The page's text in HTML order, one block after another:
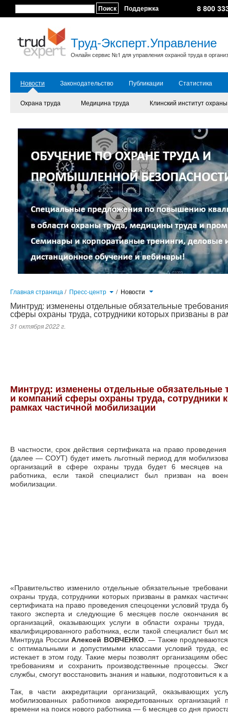
Поиск Поддержка 8 800
Труд-Эксперт.Управление
Онлайн сервис №1 для управления охраной труда в
Новости Законодательство Публикации Статистика
Охрана труда Медицина труда Клинский институт
Главная страница / Пресс-центр / Новости
Минтруд: изменены отдельные обязательные
сферы охраны труда, сотрудники которых призваны в
31 октября 2022 г.
Минтруд: изменены отдельные обязательные
и компаний сферы охраны труда, сотрудники
рамках частичной мобилизации
В частности, срок действия сертификата на право
(далее — СОУТ) будет иметь льготный период для
организаций в сфере охраны труда будет 6 месяцев на
работника, если такой специалист был призван на
мобилизации.
«Правительство изменило отдельные обязательные
охраны труда, сотрудники которых призваны в рамках
сертификата на право проведения спецоценки условий труда
такого эксперта и следующие 6 месяцев после окончания
организаций, оказывающих услуги в области охраны
квалифицированного работника, если такой специалист был
Минтруда РоссииАлексей ВОВЧЕНКО.— Также
с оптимальными и допустимыми классами условий труда,
истекает в этом году. Такие меры позволят организациям
требованиям и сохранить производственные процессы.
службы, смогут восстановить знания и навыки, подготовиться к
Так, в части аккредитации организаций, оказывающих
мобилизованных работников аккредитованных организаций
времени на поиск нового работника — 6 месяцев со дня